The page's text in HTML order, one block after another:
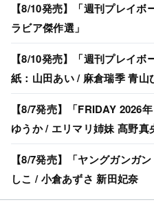
【8/10発売】「週刊プレイ
ラビア傑作選」
【8/10発売】「週刊プレイ
紙：山田あい / 麻倉瑞季 青
【8/7発売】「FRIDAY 2026
ゆうか / エリマリ姉妹 髙野
【8/7発売】「ヤングガンガ
しこ / 小倉あずさ 新田妃奈